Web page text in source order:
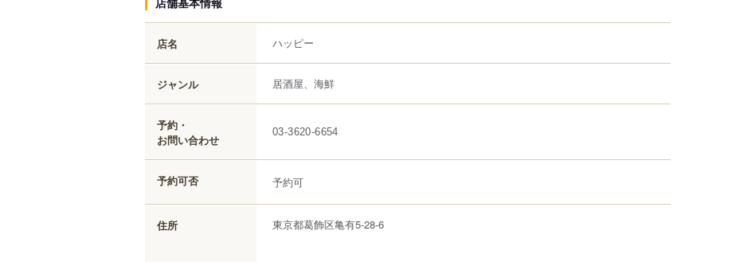
店名 ハッピー
ジャンル 居酒屋、海鮮
予約・
お問い合わせ
03-3620-6654
予約可否 予約可
住所 東京都葛飾区亀有5-28-6